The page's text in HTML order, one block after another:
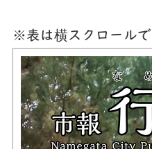
※表は横スクロールで